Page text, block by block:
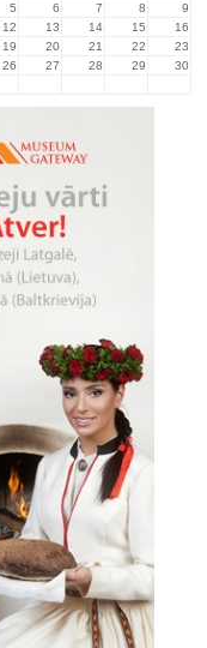
5 6 7 8
9
12 13 14 15
16
19 20 21 22
23
26 27 28 29
30